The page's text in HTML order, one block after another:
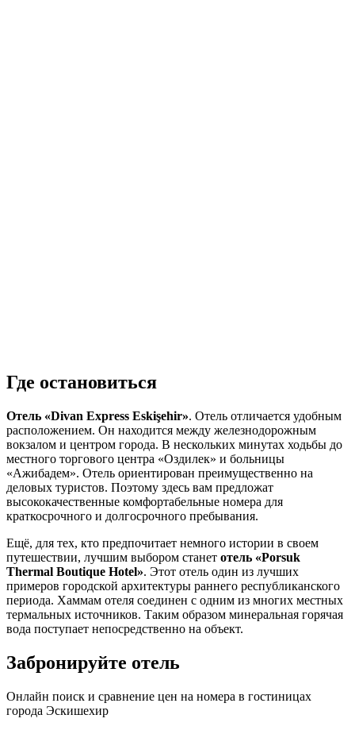
Где остановиться
Отель «Divan Express Eskişehir». Отель отличается удобным
расположением. Он находится между железнодорожным
вокзалом и центром города. В нескольких минутах ходьбы до
местного торгового центра «Оздилек» и больницы
«Ажибадем». Отель ориентирован преимущественно на
деловых туристов. Поэтому здесь вам предложат
высококачественные комфортабельные номера для
краткосрочного и долгосрочного пребывания.
Ещё, для тех, кто предпочитает немного истории в своем
путешествии, лучшим выбором станет отель «Porsuk
Thermal Boutique Hotel». Этот отель один из лучших
примеров городской архитектуры раннего республиканского
периода. Хаммам отеля соединен с одним из многих местных
термальных источников. Таким образом минеральная горячая
вода поступает непосредственно на объект.
Забронируйте отель
Онлайн поиск и сравнение цен на номера в гостиницах
города Эскишехир